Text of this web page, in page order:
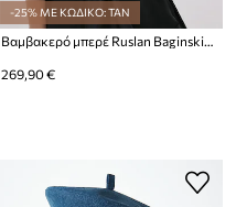
-25% ΜΕ ΚΩΔΙΚΟ: TAN
Βαμβακερό μπερέ Ruslan Baginskiy Fedora Hat
269,90 €